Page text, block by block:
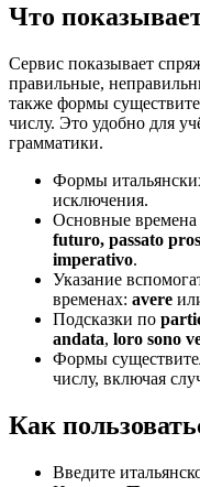
Что
Сервис показывает
правильные,
также формы
числу. Это удобно для
грамматики.
Формы
исключения.
Основные времена
futuro, passato
imperativo.
Указание
временах: avere
Подсказки по
andata, loro sono
Формы
числу, включая
Как
Введите